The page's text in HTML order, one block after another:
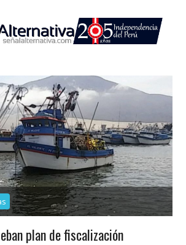
plan de fiscalización